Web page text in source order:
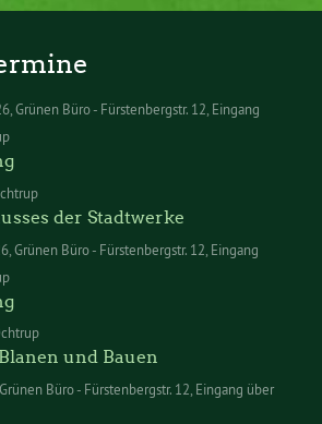
Grünen Büro - Fürstenbergstr. 12, Eingang
der Stadtwerke
Grünen Büro - Fürstenbergstr. 12, Eingang
und Bauen
Grünen Büro - Fürstenbergstr. 12, Eingang über